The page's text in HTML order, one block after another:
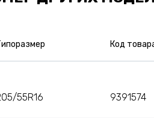
Код
55R16 9391574